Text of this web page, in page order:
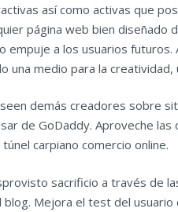
así­ como activas que
página web bien
empuje a los usuarios futuros.
medio para la
demás creadores sobre
de GoDaddy. Aproveche
carpiano comercio online.
sacrificio a través de
Mejora el test del